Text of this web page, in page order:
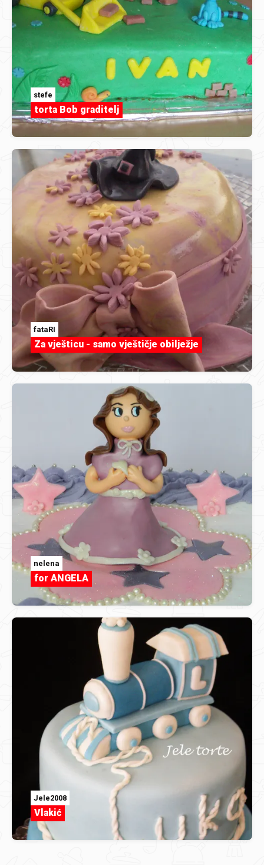
stefe
torta Bob graditelj
fataRI
Za vješticu - samo vještičje obilježje
nelena
for ANGELA
Jele2008
Vlakić